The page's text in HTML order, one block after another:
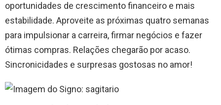
oportunidades de crescimento financeiro e mais
estabilidade. Aproveite as próximas quatro semanas
para impulsionar a carreira, firmar negócios e fazer
ótimas compras. Relações chegarão por acaso.
Sincronicidades e surpresas gostosas no amor!